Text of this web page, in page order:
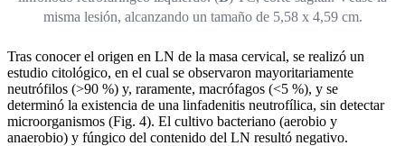
misma lesión, alcanzando un tamaño de 5,58 x 4,59 cm.
Tras conocer el origen en LN de la masa cervical, se realizó un
estudio citológico, en el cual se observaron mayoritariamente
neutrófilos (>90 %) y, raramente, macrófagos (<5 %), y se
determinó la existencia de una linfadenitis neutrofílica, sin detectar
microorganismos (Fig. 4). El cultivo bacteriano (aerobio y
anaerobio) y fúngico del contenido del LN resultó negativo.